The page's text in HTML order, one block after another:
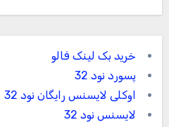
خرید بک لینک فالو
پسورد نود 32
اوکلی لایسنس رایگان نود 32
لایسنس نود 32